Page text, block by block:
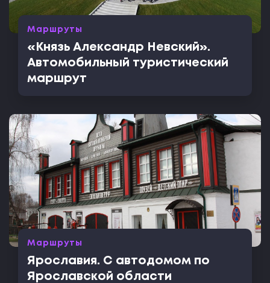
Маршруты
«Князь Александр Невский».
Автомобильный туристический
маршрут
Маршруты
Ярославия. С автодомом по
Ярославской области